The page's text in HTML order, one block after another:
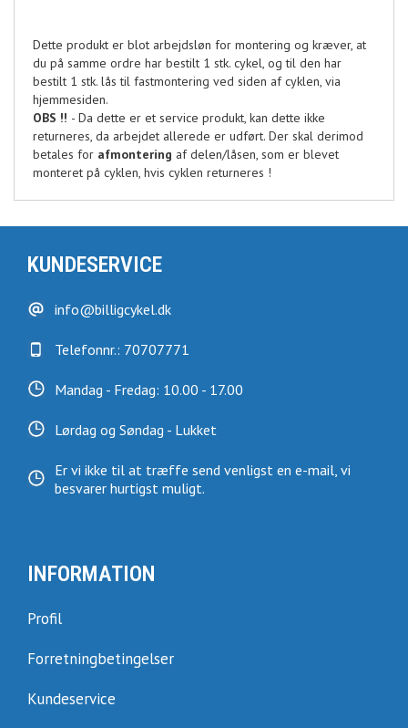
Dette produkt er blot arbejdsløn for montering og kræver, at
du på samme ordre har bestilt 1 stk. cykel, og til den har
bestilt 1 stk. lås til fastmontering ved siden af cyklen, via
hjemmesiden.
OBS !! - Da dette er et service produkt, kan dette ikke
returneres, da arbejdet allerede er udført. Der skal derimod
betales for afmontering af delen/låsen, som er blevet
monteret på cyklen, hvis cyklen returneres !
KUNDESERVICE
info@billigcykel.dk
Telefonnr.: 70707771
Mandag - Fredag: 10.00 - 17.00
Lørdag og Søndag - Lukket
Er vi ikke til at træffe send venligst en e-mail, vi
besvarer hurtigst muligt.
INFORMATION
Profil
Forretningbetingelser
Kundeservice